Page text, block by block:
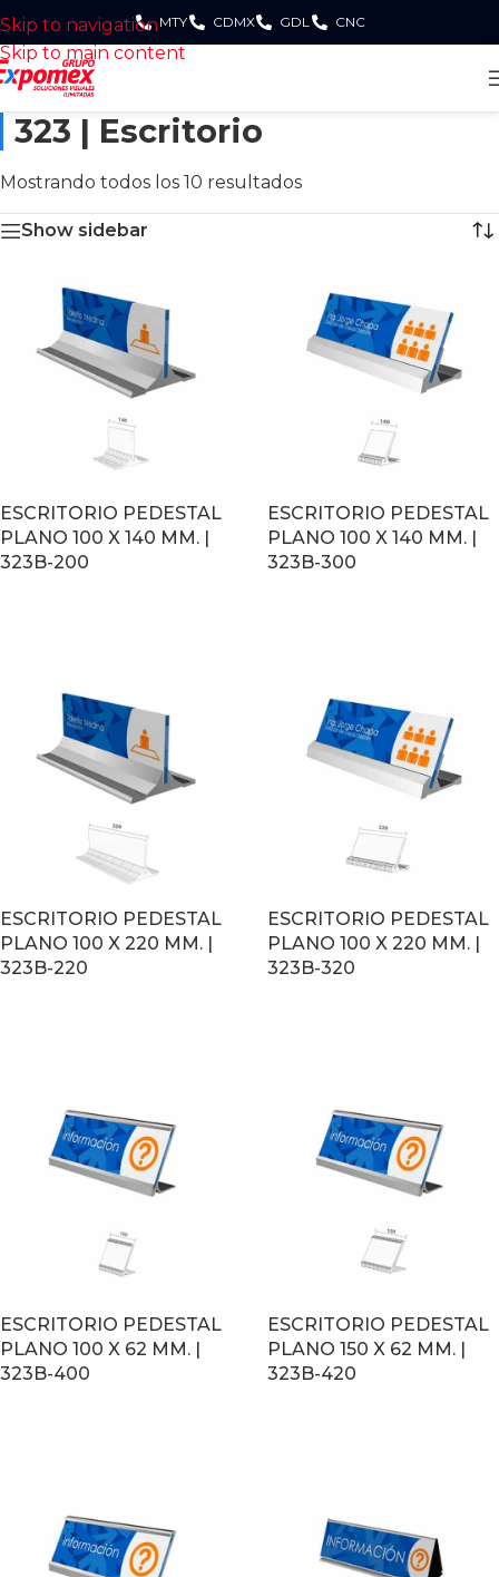
Skip to navigation
Skip to main content
MTY CDMX GDL CNC
323 | Escritorio
Mostrando todos los 10 resultados
Show sidebar
ESCRITORIO PEDESTAL
PLANO 100 X 140 MM. |
323B-200
ESCRITORIO PEDESTAL
PLANO 100 X 140 MM. |
323B-300
ESCRITORIO PEDESTAL
PLANO 100 X 220 MM. |
323B-220
ESCRITORIO PEDESTAL
PLANO 100 X 220 MM. |
323B-320
ESCRITORIO PEDESTAL
PLANO 100 X 62 MM. |
323B-400
ESCRITORIO PEDESTAL
PLANO 150 X 62 MM. |
323B-420